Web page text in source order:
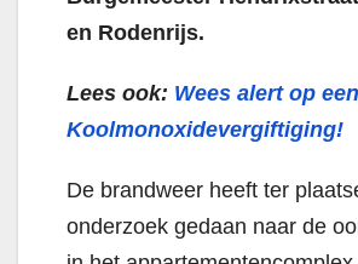
en Rodenrijs.
Lees ook: Wees alert op een
Koolmonoxidevergiftiging!
De brandweer heeft ter
onderzoek gedaan naar de